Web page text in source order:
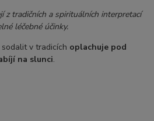
z tradičních a spirituálních interpretací
léčebné účinky.
v tradicích oplachuje pod
na slunci.